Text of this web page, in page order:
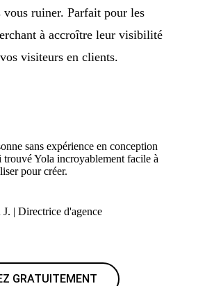
vous ruiner. Parfait pour les
à accroître leur visibilité
visiteurs en clients.
sans expérience en conception
trouvé Yola incroyablement facile à
pour créer.
J. | Directrice d'agence
GRATUITEMENT